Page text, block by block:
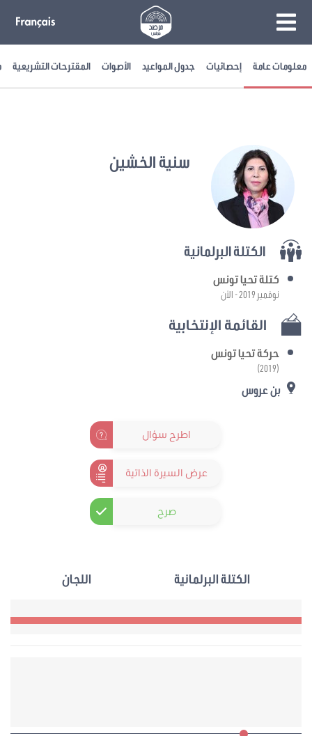
معلومات عامة إحصائيات جدول المواعيد الأصوات المقترحات التشريعية
سنية الخشين
الكتلة البرلمانية
كتلة تحيا تونس
نوفمبر 2019 - الآن
القائمة الإنتخابية
حركة تحيا تونس
(2019)
بن عروس
اطرح سؤال
عرض السيرة الذاتية
صرح
الكتلة البرلمانية اللجان